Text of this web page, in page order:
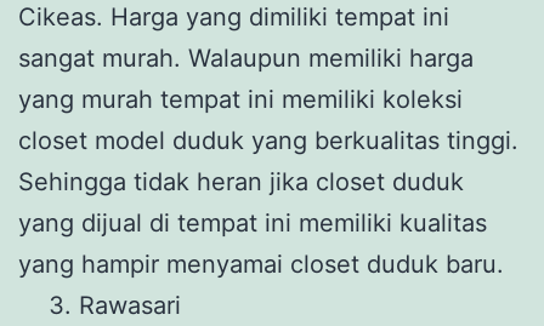
Cikeas. Harga yang dimiliki tempat ini
sangat murah. Walaupun memiliki harga
yang murah tempat ini memiliki koleksi
closet model duduk yang berkualitas tinggi.
Sehingga tidak heran jika closet duduk
yang dijual di tempat ini memiliki kualitas
yang hampir menyamai closet duduk baru.
Rawasari